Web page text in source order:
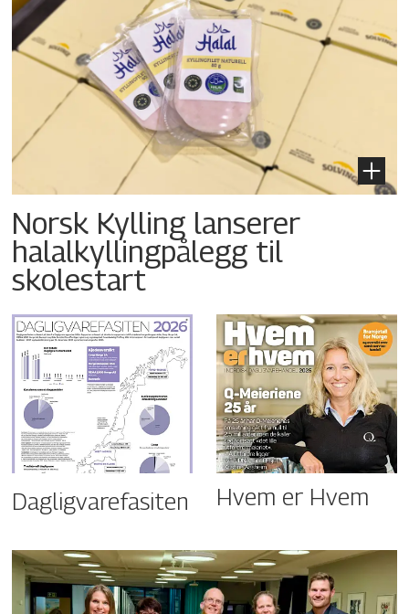
Norsk Kylling lanserer
halalkyllingpålegg til
skolestart
Dagligvarefasiten Hvem er Hvem